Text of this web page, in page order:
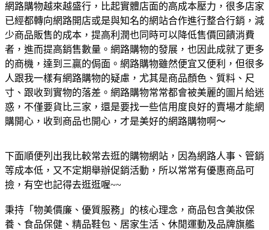
網路購物越來越盛行，比起實體店面的高成本壓力，很多店家
已經都轉向網路開店或是與知名的網站合作進行整合行銷，減
少商品販售的成本，提高利潤也同時可以降低售價回饋消費
者，進而提高銷售數量。網路購物的發展，也因此成就了更多
的商機，達到三贏的侷面。網路購物雖然便宜又便利，但很多
人跟我一樣有網路購物的疑慮，尤其是商品顏色、質料、尺
寸、跟收到實物的落差。網路購物常常都會被美麗的圖片給迷
惑，不僅要貨比三家，還是要找一些信用度良好的賣場才能網
購開心，收到商品也開心，才是美好的網路購物啊～
下面順便列出我比較常去逛的購物網站，因為網路人事、管銷
等成本低，又不定期舉辦促銷活動，所以常常有優惠商品可
撿，有空也記得去逛逛喔~~
秉持「物美價廉、優質服務」的核心理念，商品包含美妝保
養、食品保健、精品鞋包、居家生活、休閒運動及品牌旗艦